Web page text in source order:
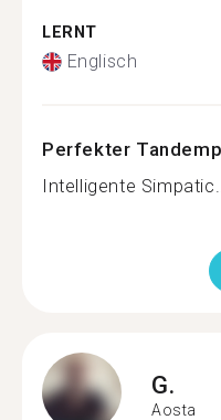
LERNT
Englisch
Perfekter
Intelligente
G.
Aosta